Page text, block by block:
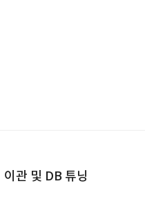
관 및 DB 튜닝